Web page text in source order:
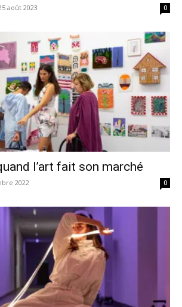
août 2023 0
l’art fait son marché
2022 0